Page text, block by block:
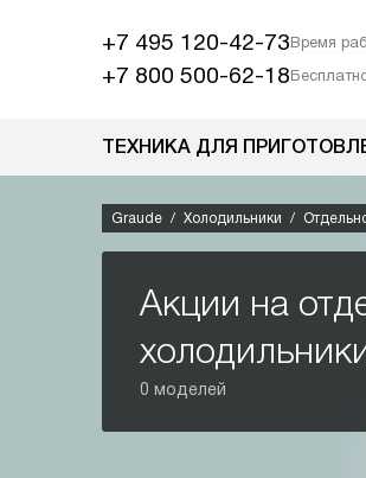
+7 495 120-42-73Время
+7 800 500-62-18
ТЕХНИКА ДЛЯ
Graude Холодильники
Акции на
0 моделей